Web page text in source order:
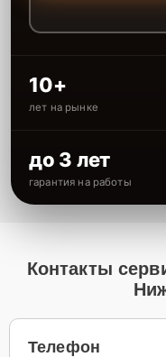
10+
лет на рынке
до 3 лет
гарантия на работы
Контакты
Телефон